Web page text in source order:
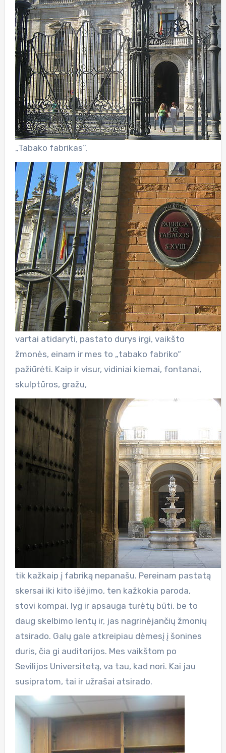
„Tabako fabrikas“,
vartai atidaryti, pastato durys irgi, vaikšto
žmonės, einam ir mes to „tabako fabriko“
pažiūrėti. Kaip ir visur, vidiniai kiemai, fontanai,
skulptūros, gražu,
tik kažkaip į fabriką nepanašu. Pereinam pastatą
skersai iki kito išėjimo, ten kažkokia paroda,
stovi kompai, lyg ir apsauga turėtų būti, be to
daug skelbimo lentų ir, jas nagrinėjančių žmonių
atsirado. Galų gale atkreipiau dėmesį į šonines
duris, čia gi auditorijos. Mes vaikštom po
Sevilijos Universitetą, va tau, kad nori. Kai jau
susipratom, tai ir užrašai atsirado.